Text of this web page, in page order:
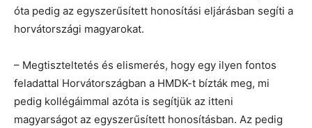
óta pedig az egyszerűsített honosítási eljárásban segíti a
horvátországi magyarokat.
– Megtiszteltetés és elismerés, hogy egy ilyen fontos
feladattal Horvátországban a HMDK-t bízták meg, mi
pedig kollégáimmal azóta is segítjük az itteni
magyarságot az egyszerűsített honosításban. Az pedig